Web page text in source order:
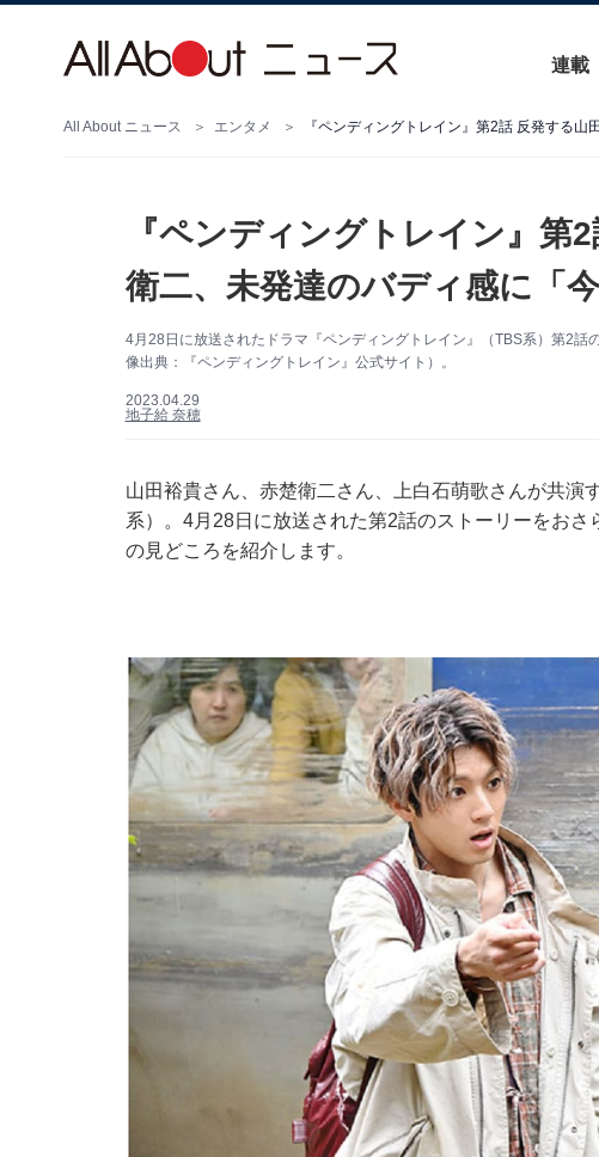
連載
All About ニュース エンタメ 『ペンディングトレイン』第2話 反発する
『ペンディングトレイン』第
衛二、未発達のバディ感に「
4月28日に放送されたドラマ『ペンディングトレイン』（TBS系）第2
像出典：『ペンディングトレイン』公式サイト）。
2023.04.29
地子給 奈穂
山田裕貴さん、赤楚衛二さん、上白石萌歌さんが共演
系）。4月28日に放送された第2話のストーリーをお
の見どころを紹介します。